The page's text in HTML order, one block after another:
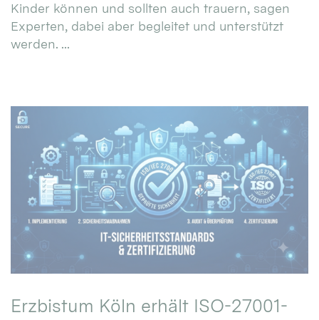
Kinder können und sollten auch trauern, sagen
Experten, dabei aber begleitet und unterstützt
werden. ...
Erzbistum Köln erhält ISO-27001-